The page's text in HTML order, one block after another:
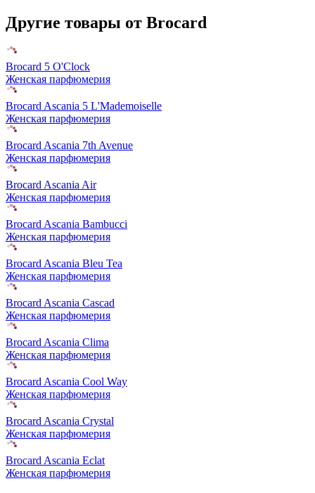
Другие товары от Brocard
Brocard 5 O'Clock
Женская парфюмерия
Brocard Ascania 5 L'Mademoiselle
Женская парфюмерия
Brocard Ascania 7th Avenue
Женская парфюмерия
Brocard Ascania Air
Женская парфюмерия
Brocard Ascania Bambucci
Женская парфюмерия
Brocard Ascania Bleu Tea
Женская парфюмерия
Brocard Ascania Cascad
Женская парфюмерия
Brocard Ascania Clima
Женская парфюмерия
Brocard Ascania Cool Way
Женская парфюмерия
Brocard Ascania Crystal
Женская парфюмерия
Brocard Ascania Eclat
Женская парфюмерия